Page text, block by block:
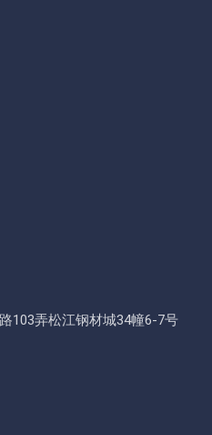
103弄松江钢材城34幢6-7号